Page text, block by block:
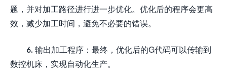
题，并对加工路径进行进一步优化。优化后的程序会更高
效，减少加工时间，避免不必要的错误。
6. 输出加工程序：最终，优化后的G代码可以传输到
数控机床，实现自动化生产。